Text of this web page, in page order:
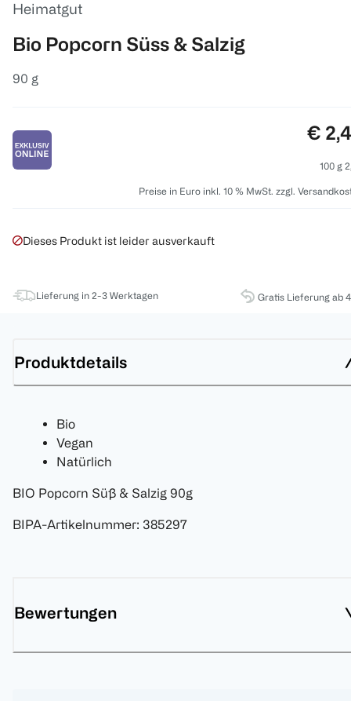
Heimatgut
Bio Popcorn Süss & Salzig
90 g
€
100 g
Preise in Euro inkl. 10 % MwSt. zzgl.
Dieses Produkt ist leider ausverkauft
Lieferung in 2-3 Werktagen Gratis Lieferung ab
Produktdetails
Bio
Vegan
Natürlich
BIO Popcorn Süß & Salzig 90g
BIPA-Artikelnummer: 385297
Bewertungen